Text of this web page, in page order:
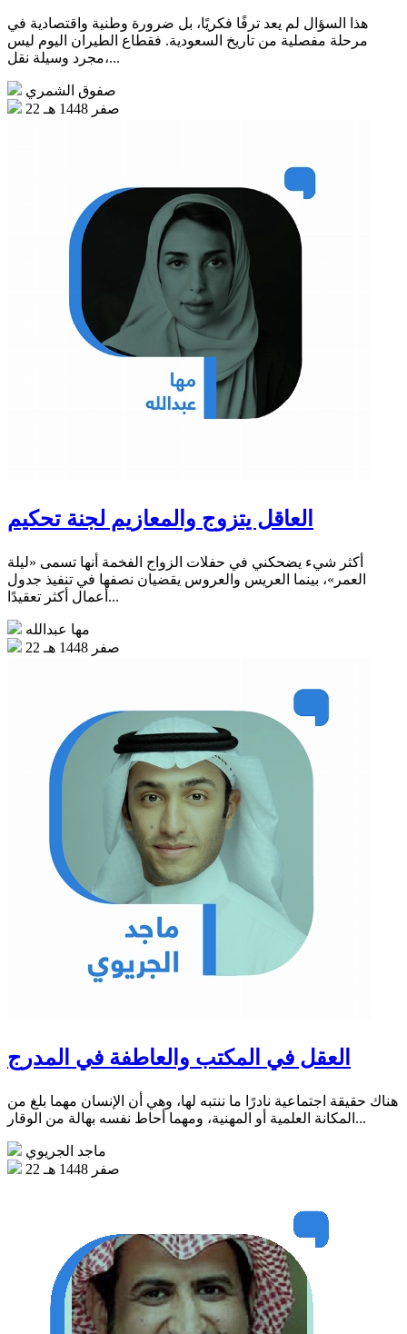
هذا السؤال لم يعد ترفًا فكريًا، بل ضرورة وطنية واقتصادية في
مرحلة مفصلية من تاريخ السعودية. فقطاع الطيران اليوم ليس
مجرد وسيلة نقل،...
صفوق الشمري
22 صفر 1448 هـ
العاقل يتزوج والمعازيم لجنة تحكيم
أكثر شيء يضحكني في حفلات الزواج الفخمة أنها تسمى «ليلة
العمر»، بينما العريس والعروس يقضيان نصفها في تنفيذ جدول
أعمال أكثر تعقيدًا...
مها عبدالله
22 صفر 1448 هـ
العقل في المكتب والعاطفة في المدرج
هناك حقيقة اجتماعية نادرًا ما ننتبه لها، وهي أن الإنسان مهما بلغ من
المكانة العلمية أو المهنية، ومهما أحاط نفسه بهالة من الوقار...
ماجد الجريوي
22 صفر 1448 هـ